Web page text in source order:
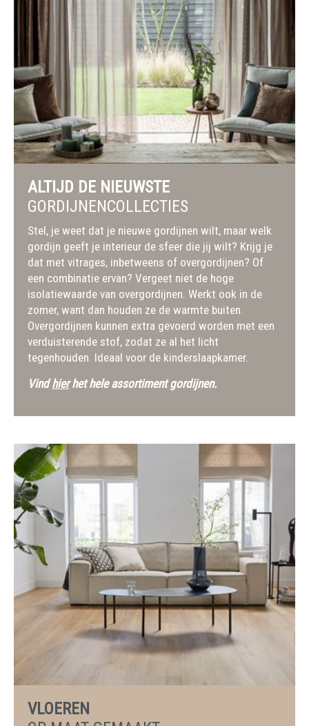
ALTIJD DE NIEUWSTE
GORDIJNENCOLLECTIES
Stel, je weet dat je nieuwe gordijnen wilt, maar welk
gordijn geeft je interieur de sfeer die jij wilt? Krijg je
dat met vitrages, inbetweens of overgordijnen? Of
een combinatie ervan? Vergeet niet de hoge
isolatiewaarde van overgordijnen. Werkt ook in de
zomer, want dan houden ze de warmte buiten.
Overgordijnen kunnen extra gevoerd worden met een
verduisterende stof, zodat ze al het licht
tegenhouden. Ideaal voor de kinderslaapkamer.
Vindhierhet hele assortiment gordijnen.
VLOEREN